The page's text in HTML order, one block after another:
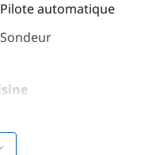
Pilote automatique
Sondeur